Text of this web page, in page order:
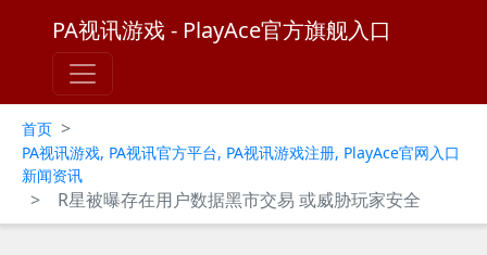
PA视讯游戏 - PlayAce官方旗舰入口
首页 >
PA视讯游戏, PA视讯官方平台, PA视讯游戏注册, PlayAce官网入口
新闻资讯
> R星被曝存在用户数据黑市交易 或威胁玩家安全